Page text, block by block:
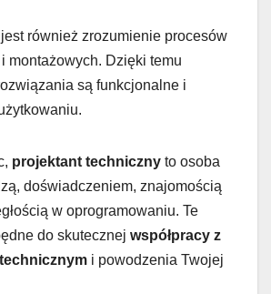
również zrozumienie procesów
montażowych. Dzięki temu
są funkcjonalne i
projektant techniczny to osoba
doświadczeniem, znajomością
w oprogramowaniu. Te
do skutecznej współpracy z
i powodzenia Twojej